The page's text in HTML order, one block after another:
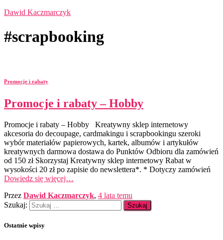
Dawid Kaczmarczyk
#scrapbooking
Promocje i rabaty
Promocje i rabaty – Hobby
Promocje i rabaty – Hobby Kreatywny sklep internetowy
akcesoria do decoupage, cardmakingu i scrapbookingu szeroki
wybór materiałów papierowych, kartek, albumów i artykułów
kreatywnych darmowa dostawa do Punktów Odbioru dla zamówień
od 150 zł Skorzystaj Kreatywny sklep internetowy Rabat w
wysokości 20 zł po zapisie do newslettera*. * Dotyczy zamówień
Dowiedz się więcej…
Przez Dawid Kaczmarczyk, 4 lata temu
Szukaj:
Ostatnie wpisy